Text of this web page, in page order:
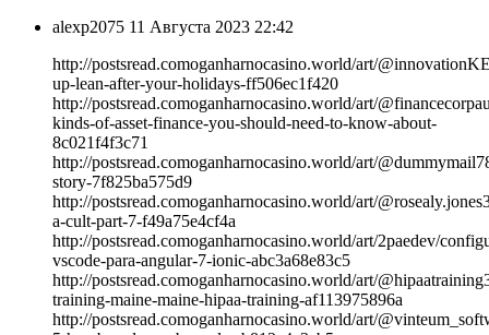
alexp2075 11 Августа 2023 22:42
http://postsread.comoganharnocasino.world/art/
up-lean-after-your-holidays-ff506ec1f420
http://postsread.comoganharnocasino.world/art/
kinds-of-asset-finance-you-should-need-to-know-about-
8c021f4f3c71
http://postsread.comoganharnocasino.world/art/
story-7f825ba575d9
http://postsread.comoganharnocasino.world/art/
a-cult-part-7-f49a75e4cf4a
http://postsread.comoganharnocasino.world/art/2paedev/
vscode-para-angular-7-ionic-abc3a68e83c5
http://postsread.comoganharnocasino.world/art/
training-maine-maine-hipaa-training-af113975896a
http://postsread.comoganharnocasino.world/art/